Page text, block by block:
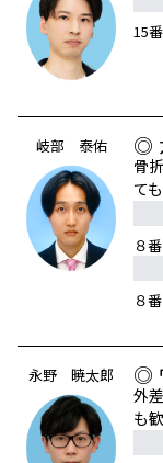
15
岐部 泰佑 ◎
骨
ても
８
８
永野 暁太郎 ◎
外
も